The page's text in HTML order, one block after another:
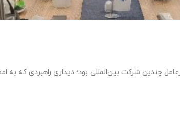
چندین شرکت بین‌المللی بود؛ دیداری راهبردی که